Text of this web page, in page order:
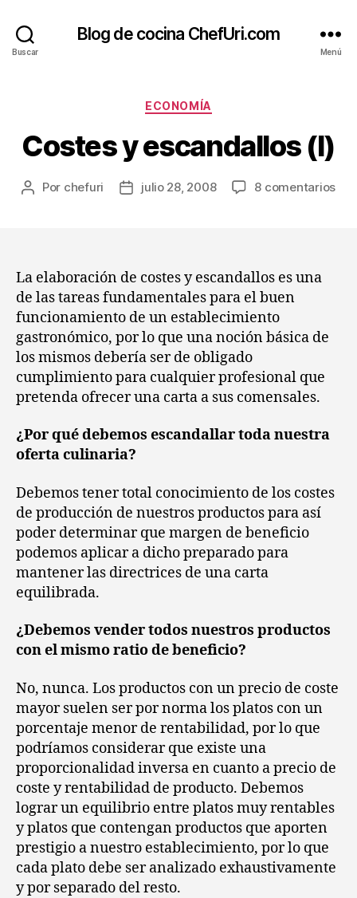
Buscar
Blog de cocina ChefUri.com
Menú
Categorías
ECONOMÍA
Costes y escandallos (I)
Autor
Por chefuri
Fechajulio 28, 2008 8 comentariosen
La elaboración de costes y escandallos es una
de las tareas fundamentales para el buen
funcionamiento de un establecimiento
gastronómico, por lo que una noción básica de
los mismos debería ser de obligado
cumplimiento para cualquier profesional que
pretenda ofrecer una carta a sus comensales.
¿Por qué debemos escandallar toda nuestra
oferta culinaria?
Debemos tener total conocimiento de los costes
de producción de nuestros productos para así
poder determinar que margen de beneficio
podemos aplicar a dicho preparado para
mantener las directrices de una carta
equilibrada.
¿Debemos vender todos nuestros productos
con el mismo ratio de beneficio?
No, nunca. Los productos con un precio de coste
mayor suelen ser por norma los platos con un
porcentaje menor de rentabilidad, por lo que
podríamos considerar que existe una
proporcionalidad inversa en cuanto a precio de
coste y rentabilidad de producto. Debemos
lograr un equilibrio entre platos muy rentables
y platos que contengan productos que aporten
prestigio a nuestro establecimiento, por lo que
cada plato debe ser analizado exhaustivamente
y por separado del resto.